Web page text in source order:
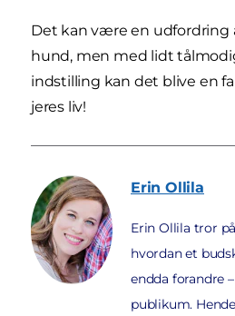
Det kan være en
hund, men med lidt
indstilling kan det blive en
jeres liv!
Erin Ollila
Erin Ollila tror
hvordan et
endda forandre
publikum.